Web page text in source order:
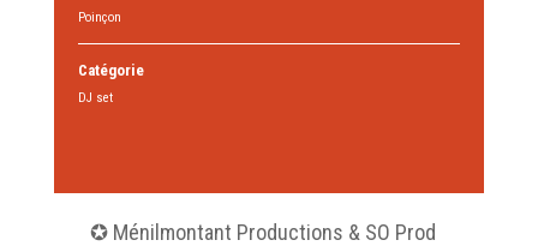
Poinçon
Catégorie
DJ set
✪ Ménilmontant Productions & SO Prod